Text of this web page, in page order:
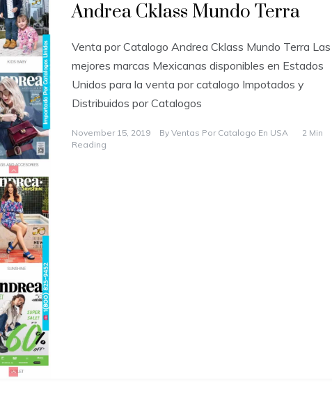
Andrea Cklass Mundo Terra
Venta por Catalogo Andrea Cklass Mundo Terra Las
mejores marcas Mexicanas disponibles en Estados
Unidos para la venta por catalogo Impotados y
Distribuidos por Catalogos
November 15, 2019 By Ventas Por Catalogo En USA
2 Min
Reading